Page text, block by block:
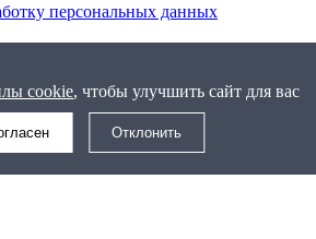
персональных данных
cookie, чтобы улучшить сайт для вас
Отклонить